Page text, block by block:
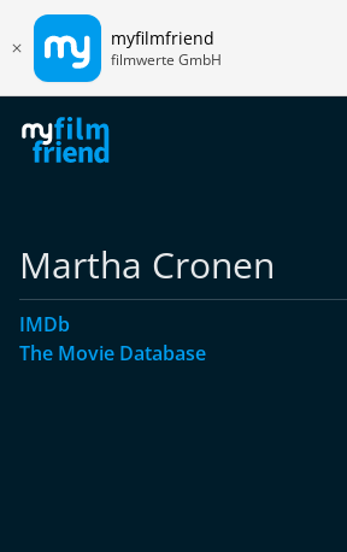
myfilmfriend
filmwerte GmbH
Martha Cronen
IMDb
The Movie Database